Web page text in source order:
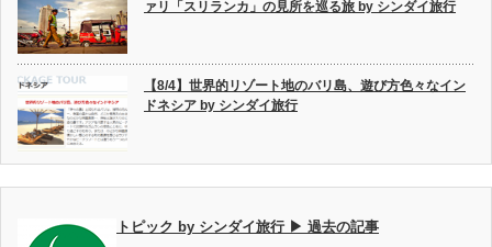
ァリ「スリランカ」の見所を巡る旅 by シンダイ旅行
【8/4】世界的リゾート地のバリ島、遊び方色々なイン
ドネシア by シンダイ旅行
トピック by シンダイ旅行 ▶ 過去の記事